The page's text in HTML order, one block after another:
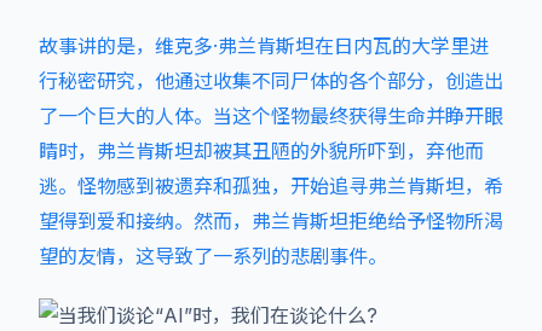
故事讲的是，维克多·弗兰肯斯坦在日内瓦的大学里进
行秘密研究，他通过收集不同尸体的各个部分，创造出
了一个巨大的人体。当这个怪物最终获得生命并睁开眼
睛时，弗兰肯斯坦却被其丑陋的外貌所吓到，弃他而
逃。怪物感到被遗弃和孤独，开始追寻弗兰肯斯坦，希
望得到爱和接纳。然而，弗兰肯斯坦拒绝给予怪物所渴
望的友情，这导致了一系列的悲剧事件。